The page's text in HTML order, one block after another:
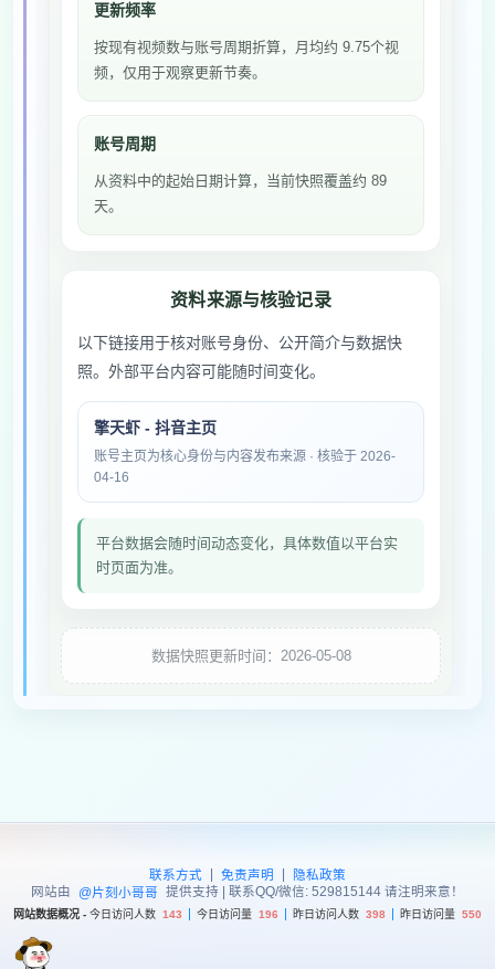
更新频率
按现有视频数与账号周期折算，月均约 9.75个视
频，仅用于观察更新节奏。
账号周期
从资料中的起始日期计算，当前快照覆盖约 89
天。
资料来源与核验记录
以下链接用于核对账号身份、公开简介与数据快
照。外部平台内容可能随时间变化。
擎天虾 - 抖音主页
账号主页为核心身份与内容发布来源 · 核验于 2026-
04-16
平台数据会随时间动态变化，具体数值以平台实
时页面为准。
数据快照更新时间：2026-05-08
联系方式 | 免责声明 |
隐私政策
网站由
@片刻小哥哥 提供支持 | 联系QQ/微信: 529815144 请注明来意！
网站数据概况 - 今日访问人数 143 今日访问量 196 昨日访问人数 398 昨日访问量 550